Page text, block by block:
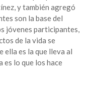
y también agregó
son la base del
jóvenes participantes,
de la vida se
ella es la que lleva al
es lo que los hace